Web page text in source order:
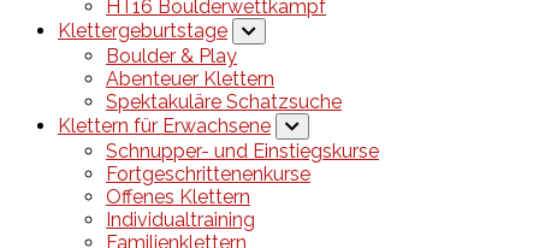
HT16 Boulderwettkampf
Klettergeburtstage
Boulder & Play
Abenteuer Klettern
Spektakuläre Schatzsuche
Klettern für Erwachsene
Schnupper- und Einstiegskurse
Fortgeschrittenenkurse
Offenes Klettern
Individualtraining
Familienklettern